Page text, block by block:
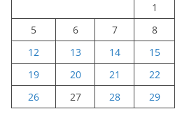
1
5
6 7 8
12
13 14 15
19
20 21 22
26
27 28 29